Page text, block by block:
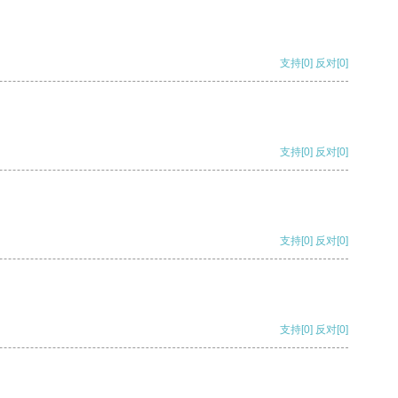
支持[0] 反对[0]
支持[0] 反对[0]
支持[0] 反对[0]
支持[0] 反对[0]